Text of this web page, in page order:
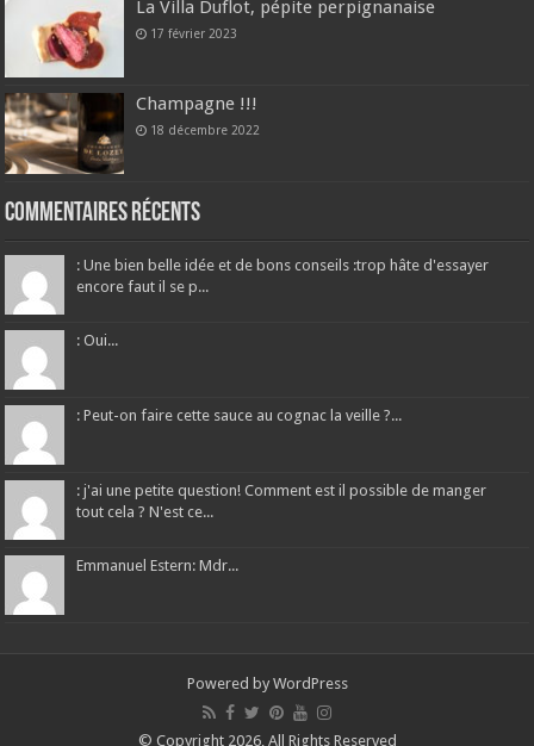
La Villa Duflot, pépite perpignanaise
17 février 2023
Champagne !!!
18 décembre 2022
Commentaires récents
: Une bien belle idée et de bons conseils :trop hâte d'essayer
encore faut il se p...
: Oui...
: Peut-on faire cette sauce au cognac la veille ?...
: j'ai une petite question! Comment est il possible de manger
tout cela ? N'est ce...
Emmanuel Estern: Mdr...
Powered by WordPress
© Copyright 2026, All Rights Reserved